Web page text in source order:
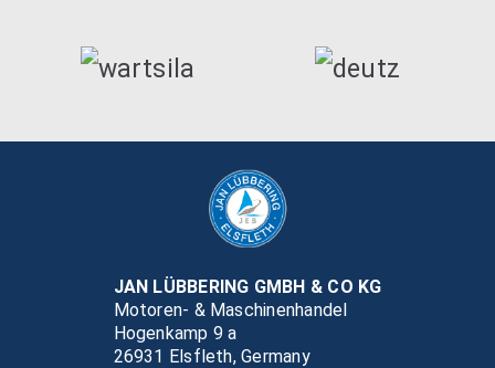
JAN LÜBBERING GMBH & CO KG
Motoren- & Maschinenhandel
Hogenkamp 9 a
26931 Elsfleth, Germany